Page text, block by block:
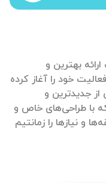
بهترین و
خود را آغاز کرده
جدیدترین و
با طراحی‌های خاص و
و نیازها را زمانتیم